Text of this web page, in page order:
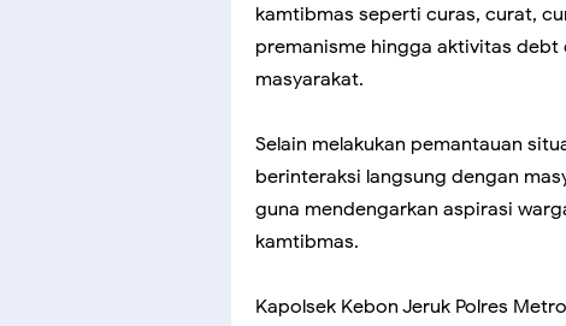
kamtibmas seperti curas, curat,
premanisme hingga aktivitas
masyarakat.
Selain melakukan pemantauan
berinteraksi langsung dengan
guna mendengarkan aspirasi
kamtibmas.
Kapolsek Kebon Jeruk Polres